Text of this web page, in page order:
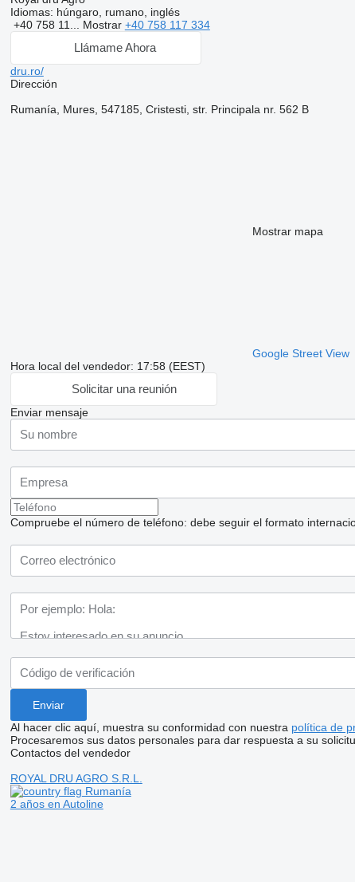
Idiomas: húngaro, rumano, inglés
+40 758 11... Mostrar +40 758 117 334
Llámame Ahora
dru.ro/
Dirección
Rumanía, Mures, 547185, Cristesti, str. Principala nr. 562 B
Mostrar mapa
Google Street View
Hora local del vendedor: 17:58 (EEST)
Solicitar una reunión
Enviar mensaje
Compruebe el número de teléfono: debe seguir el formato
Al hacer clic aquí, muestra su conformidad con nuestra política de
Procesaremos sus datos personales para dar respuesta a su
Contactos del vendedor
ROYAL DRU AGRO S.R.L.
Rumanía
2 años en Autoline